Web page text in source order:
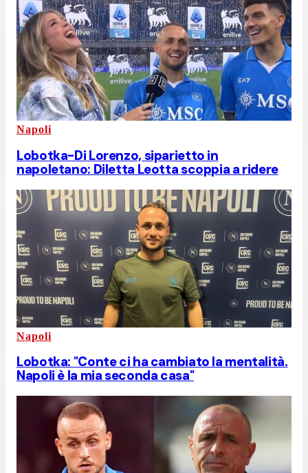
Napoli
Lobotka-Di Lorenzo, siparietto in
napoletano: Diletta Leotta scoppia a ridere
Napoli
Lobotka: "Conte ci ha cambiato la mentalità.
Napoli è la mia seconda casa"